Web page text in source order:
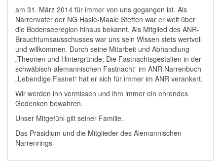
am 31. März 2014 für immer von uns gegangen ist. Als
Narrenvater der NG Hasle-Maale Stetten war er weit über
die Bodenseeregion hinaus bekannt. Als Mitglied des ANR-
Brauchtumsausschusses war uns sein Wissen stets wertvoll
und willkommen. Durch seine Mitarbeit und Abhandlung
„Theorien und Hintergründe; Die Fastnachtsgestalten in der
schwäbisch-alemannischen Fastnacht“ im ANR Narrenbuch
„Lebendige Fasnet“ hat er sich für immer im ANR verankert.
Wir werden ihn vermissen und ihm immer ein ehrendes
Gedenken bewahren.
Unser Mitgefühl gilt seiner Familie.
Das Präsidium und die Mitglieder des Alemannischen
Narrenrings